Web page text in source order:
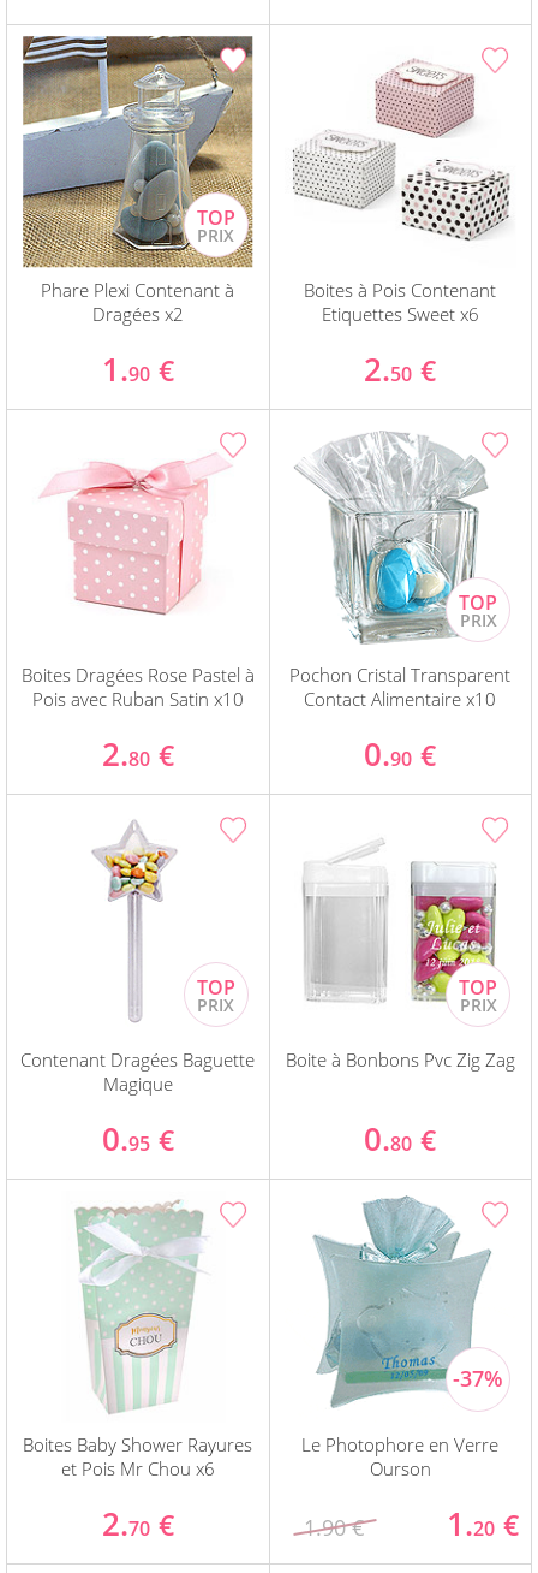
Phare Plexi Contenant à
Dragées x2
1.90 €
Boites à Pois Contenant
Etiquettes Sweet x6
2.50 €
Boites Dragées Rose Pastel à
Pois avec Ruban Satin x10
2.80 €
Pochon Cristal Transparent
Contact Alimentaire x10
0.90 €
Contenant Dragées Baguette
Magique
0.95 €
Boite à Bonbons Pvc Zig Zag
0.80 €
Boites Baby Shower Rayures
et Pois Mr Chou x6
2.70 €
Le Photophore en Verre
Ourson
1.90 € 1.20 €